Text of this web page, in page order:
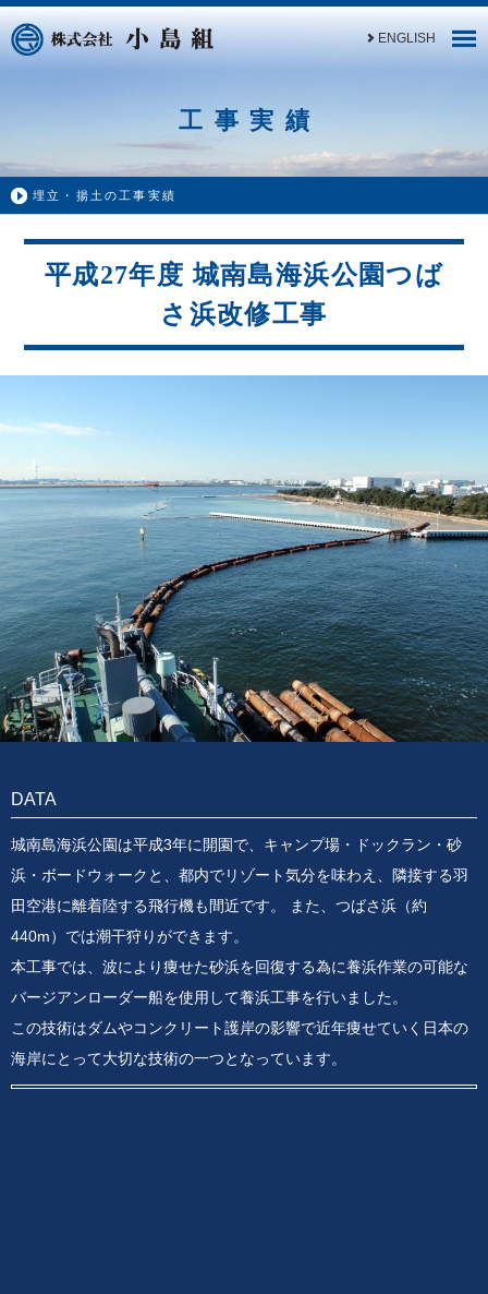
ENGLISH
工事実績
埋立・揚土の工事実績
平成27年度 城南島海浜公園つば
さ浜改修工事
DATA
城南島海浜公園は平成3年に開園で、キャンプ場・ドックラン・砂
浜・ボードウォークと、都内でリゾート気分を味わえ、隣接する羽
田空港に離着陸する飛行機も間近です。 また、つばさ浜（約
440m）では潮干狩りができます。
本工事では、波により痩せた砂浜を回復する為に養浜作業の可能な
バージアンローダー船を使用して養浜工事を行いました。
この技術はダムやコンクリート護岸の影響で近年痩せていく日本の
海岸にとって大切な技術の一つとなっています。